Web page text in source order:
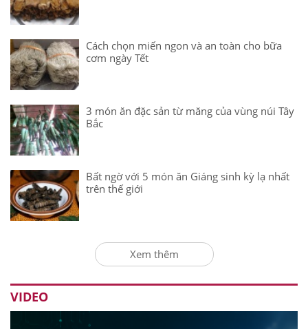
Cách chọn miến ngon và an toàn cho bữa
cơm ngày Tết
3 món ăn đặc sản từ măng của vùng núi Tây
Bắc
Bất ngờ với 5 món ăn Giáng sinh kỳ lạ nhất
trên thế giới
Xem thêm
VIDEO